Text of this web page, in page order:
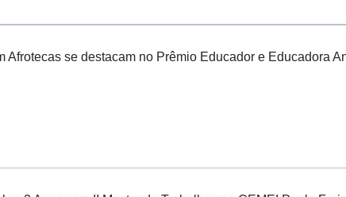
Afrotecas se destacam no Prêmio Educador e Educadora